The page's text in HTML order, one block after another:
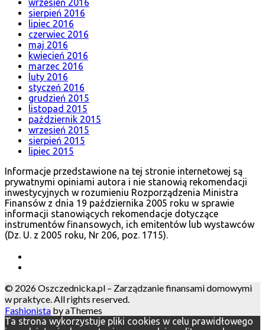
wrzesień 2016
sierpień 2016
lipiec 2016
czerwiec 2016
maj 2016
kwiecień 2016
marzec 2016
luty 2016
styczeń 2016
grudzień 2015
listopad 2015
październik 2015
wrzesień 2015
sierpień 2015
lipiec 2015
Informacje przedstawione na tej stronie internetowej są
prywatnymi opiniami autora i nie stanowią rekomendacji
inwestycyjnych w rozumieniu Rozporządzenia Ministra
Finansów z dnia 19 października 2005 roku w sprawie
informacji stanowiących rekomendacje dotyczące
instrumentów finansowych, ich emitentów lub wystawców
(Dz. U. z 2005 roku, Nr 206, poz. 1715).
© 2026 Oszczednicka.pl – Zarządzanie finansami domowymi
w praktyce. All rights reserved.
Fashionista by aThemes
Ta strona wykorzystuje pliki cookies w celu prawidłowego